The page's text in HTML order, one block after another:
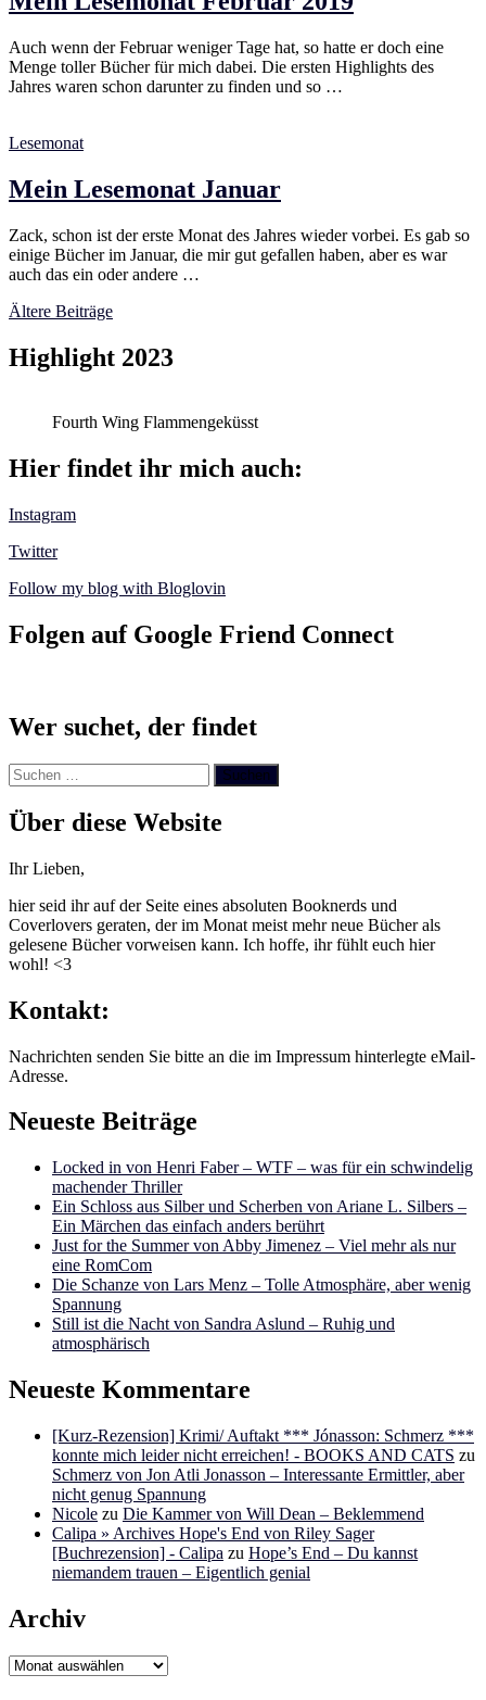
Auch wenn der Februar weniger Tage hat, so hatte er doch eine
Menge toller Bücher für mich dabei. Die ersten Highlights des
Jahres waren schon darunter zu finden und so …
Lesemonat
Mein Lesemonat Januar
Zack, schon ist der erste Monat des Jahres wieder vorbei. Es gab so
einige Bücher im Januar, die mir gut gefallen haben, aber es war
auch das ein oder andere …
Beitragsnavigation
Ältere Beiträge
Highlight 2023
Fourth Wing Flammengeküsst
Hier findet ihr mich auch:
Instagram
Twitter
Follow my blog with Bloglovin
Folgen auf Google Friend Connect
Wer suchet, der findet
Suchen
nach:
Über diese Website
Ihr Lieben,
hier seid ihr auf der Seite eines absoluten Booknerds und
Coverlovers geraten, der im Monat meist mehr neue Bücher als
gelesene Bücher vorweisen kann. Ich hoffe, ihr fühlt euch hier
wohl! <3
Kontakt:
Nachrichten senden Sie bitte an die im Impressum hinterlegte eMail-
Adresse.
Neueste Beiträge
Locked in von Henri Faber – WTF – was für ein schwindelig
machender Thriller
Ein Schloss aus Silber und Scherben von Ariane L. Silbers –
Ein Märchen das einfach anders berührt
Just for the Summer von Abby Jimenez – Viel mehr als nur
eine RomCom
Die Schanze von Lars Menz – Tolle Atmosphäre, aber wenig
Spannung
Still ist die Nacht von Sandra Aslund – Ruhig und
atmosphärisch
Neueste Kommentare
[Kurz-Rezension] Krimi/ Auftakt *** Jónasson: Schmerz ***
konnte mich leider nicht erreichen! - BOOKS AND CATS zu
Schmerz von Jon Atli Jonasson – Interessante Ermittler, aber
nicht genug Spannung
Nicole zu Die Kammer von Will Dean – Beklemmend
Calipa » Archives Hope's End von Riley Sager
[Buchrezension] - Calipa zu Hope’s End – Du kannst
niemandem trauen – Eigentlich genial
Archiv
Archiv